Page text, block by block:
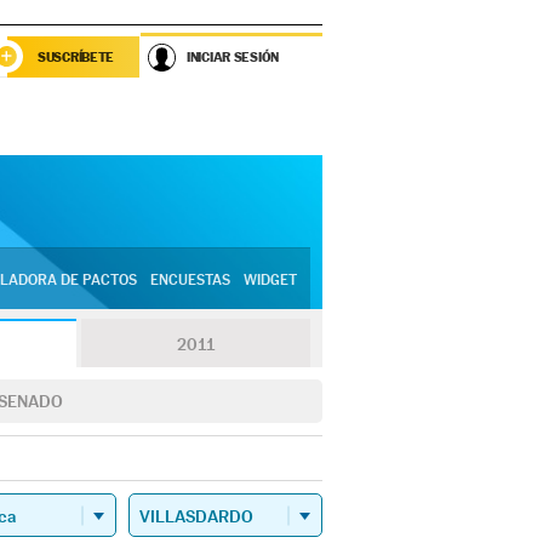
SUSCRÍBETE INICIAR SESIÓN
DE PACTOS ENCUESTAS WIDGET
2011